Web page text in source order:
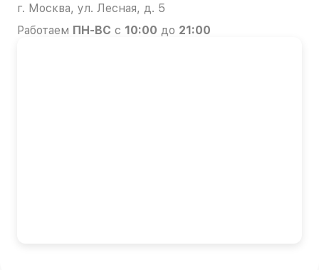
г. Москва, ул. Лесная, д. 5
Работаем ПН-ВС с 10:00 до 21:00